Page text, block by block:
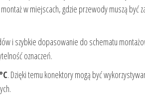
w miejscach, gdzie przewody muszą być
i szybkie dopasowanie do schematu
oznaczeń.
. Dzięki temu konektory mogą być